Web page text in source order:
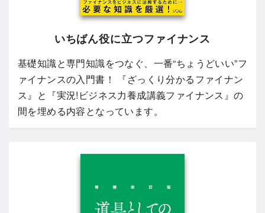
いちばん役に立つファイナンス
基礎知識と専門知識をつなぐ、一番“ちょうどいい”フ
ァイナンスの入門書！ 『ざっくり分かるファイナン
ス』と『実況!ビジネス力養成講義ファイナンス』の
間を埋める内容となっています。